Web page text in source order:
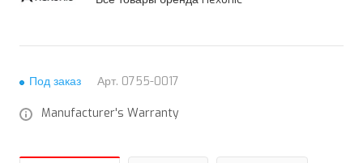
Под заказ Арт. 0755-0017
Manufacturer's Warranty